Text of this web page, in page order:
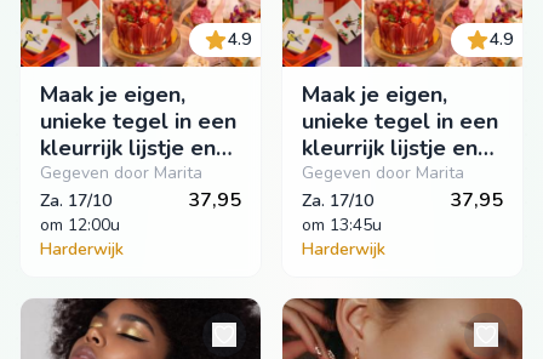
4.9
Maak je eigen,
unieke tegel in een
kleurrijk lijstje en
geniet ondertussen
van het lekkers van
Patrijs
Gegeven door Marita
Za. 17/10
om 12:00u
37,95
Harderwijk
4.9
Maak je eigen,
unieke tegel in een
kleurrijk lijstje en
geniet ondertussen
van het lekkers van
Patrijs
Gegeven door Marita
Za. 17/10
om 13:45u
37,95
Harderwijk